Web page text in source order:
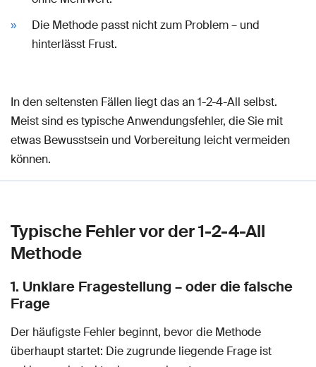
Die Methode passt nicht zum Problem – und
hinterlässt Frust.
In den seltensten Fällen liegt das an 1-2-4-All selbst.
Meist sind es typische Anwendungsfehler, die Sie mit
etwas Bewusstsein und Vorbereitung leicht vermeiden
können.
Typische Fehler vor der 1-2-4-All
Methode
1. Unklare Fragestellung – oder die falsche
Frage
Der häufigste Fehler beginnt, bevor die Methode
überhaupt startet: Die zugrunde liegende Frage ist